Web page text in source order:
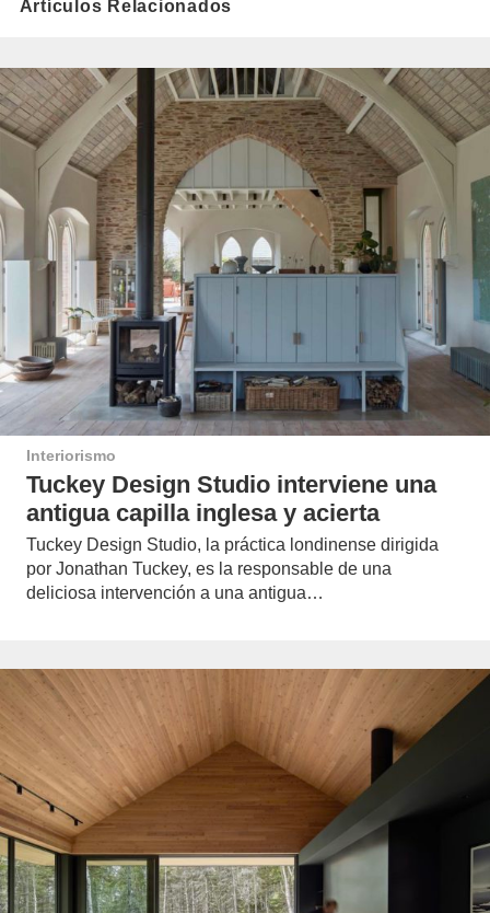
Artículos Relacionados
Interiorismo
Tuckey Design Studio interviene una
antigua capilla inglesa y acierta
Tuckey Design Studio, la práctica londinense dirigida
por Jonathan Tuckey, es la responsable de una
deliciosa intervención a una antigua…